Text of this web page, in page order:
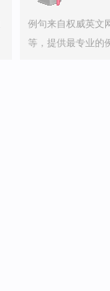
例句来自权威英文
等，提供最专业的